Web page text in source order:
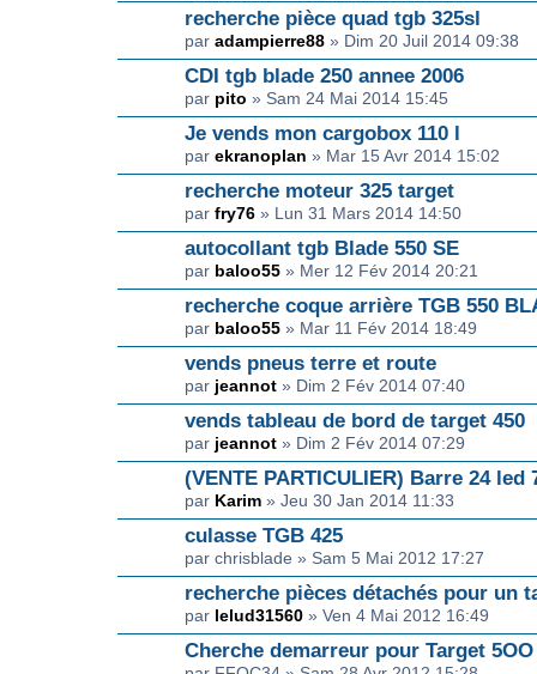
recherche pièce quad tgb 325sl
par adampierre88 » Dim 20 Juil 2014 09:38
CDI tgb blade 250 annee 2006
par pito » Sam 24 Mai 2014 15:45
Je vends mon cargobox 110 l
par ekranoplan » Mar 15 Avr 2014 15:02
recherche moteur 325 target
par fry76 » Lun 31 Mars 2014 14:50
autocollant tgb Blade 550 SE
par baloo55 » Mer 12 Fév 2014 20:21
recherche coque arrière TGB 550
par baloo55 » Mar 11 Fév 2014 18:49
vends pneus terre et route
par jeannot » Dim 2 Fév 2014 07:40
vends tableau de bord de target 450
par jeannot » Dim 2 Fév 2014 07:29
(VENTE PARTICULIER) Barre 24 led
par Karim » Jeu 30 Jan 2014 11:33
culasse TGB 425
par chrisblade » Sam 5 Mai 2012 17:27
recherche pièces détachés pour un
par lelud31560 » Ven 4 Mai 2012 16:49
Cherche demarreur pour Target 5OO